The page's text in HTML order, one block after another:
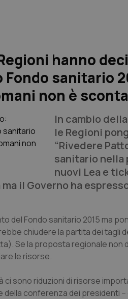
hanno
sanitario
non è
In cambio
le Regioni
“Rivedere
sanitario nella
nuovi Lea e
il Governo ha
del Fondo sanitario 2015 ma
chiudere la partita dei tagli
Se la proposta regionale
le risorse.
ci sono riduzioni di risorse
della conferenza dei presidenti